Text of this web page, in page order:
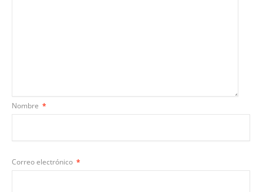
Nombre *
Correo electrónico *